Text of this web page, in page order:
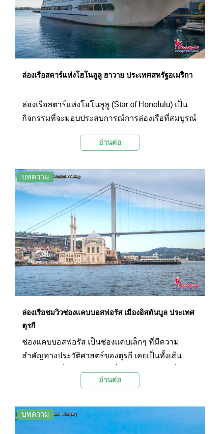
ล่องเรือสตาร์แห่งโฮโนลูลู ฮาวาย ประเทศสหรัฐอเมริกา
ล่องเรือสตาร์แห่งโฮโนลูลู (Star of Honolulu) เป็น
กิจกรรมที่จะมอบประสบการณ์การล่องเรือที่สมบูรณ์
แมนติก ชมวิวพระอาทิตย์ตกดินที่สวยงาม ลิ้มลอง
โอวาฮู ของฮาวาย
อ่านต่อ
บทความ
ล่องเรือชมวิวช่องแคบบอสฟอรัส เมืองอิสตันบูล ประเทศ
ตุรกี
ช่องแคบบอสฟอรัส เป็นช่องแคบเล็กๆ ที่มีความ
สำคัญทางประวัติศาสตร์ของตุรกี เคยเป็นทั้งเส้น
สัมผัสบรรยากาศ สถาปัตยกรรม และวัฒนธรรมที่
หลากหลายของอิสตันบูล
อ่านต่อ
บทความ